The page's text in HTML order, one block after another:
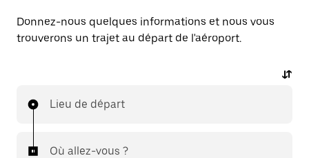
Donnez-nous quelques informations et nous vous
trouverons un trajet au départ de l'aéroport.
Lieu de départ
Où allez-vous ?